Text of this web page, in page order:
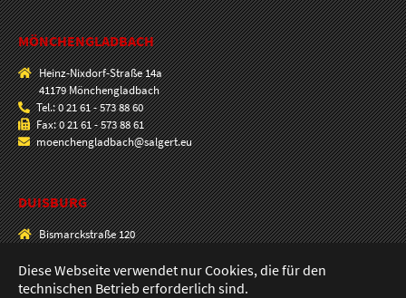
Diese Webseite verwendet nur Cookies, die für den
technischen Betrieb erforderlich sind.
MÖNCHENGLADBACH
Heinz-Nixdorf-Straße 14a
41179 Mönchengladbach
Tel.: 0 21 61 - 573 88 60
Fax: 0 21 61 - 573 88 61
moenchengladbach@salgert.eu
DUISBURG
Bismarckstraße 120
Tel.: 0203 - 33 00 90
Fax: 0203 - 33 69 80